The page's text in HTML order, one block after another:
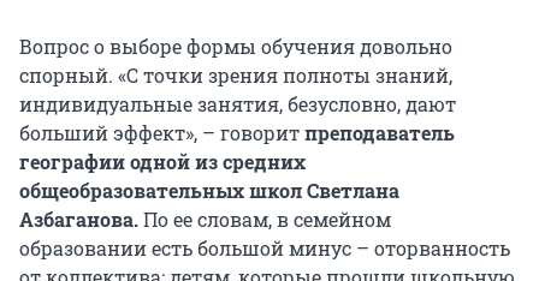
Вопрос о выборе формы обучения довольно
спорный. «С точки зрения полноты знаний,
индивидуальные занятия, безусловно, дают
больший эффект», – говоритпреподаватель
географии одной из средних
общеобразовательных школ Светлана
Азбаганова.По ее словам, в семейном
образовании есть большой минус – оторванность